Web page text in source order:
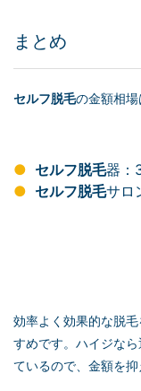
まとめ
セルフ脱毛の金額相場
セルフ脱毛器：
セルフ脱毛サロ
効率よく効果的な脱毛
すめです。ハイジな
ているので、金額を抑